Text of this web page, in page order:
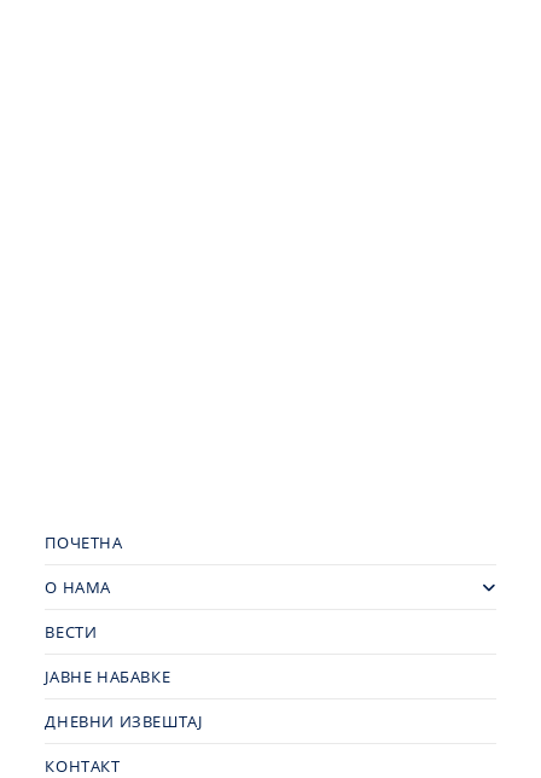
ПОЧЕТНА
О НАМА
ВЕСТИ
ЈАВНЕ НАБАВКЕ
ДНЕВНИ ИЗВЕШТАЈ
КОНТАКТ